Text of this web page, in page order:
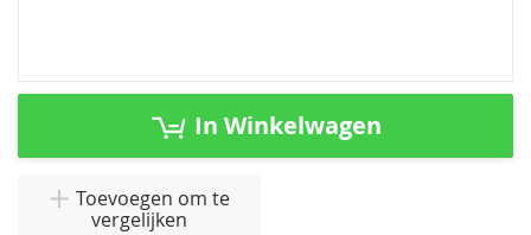
Ga
In Winkelwagen
Toevoegen om te
vergelijken